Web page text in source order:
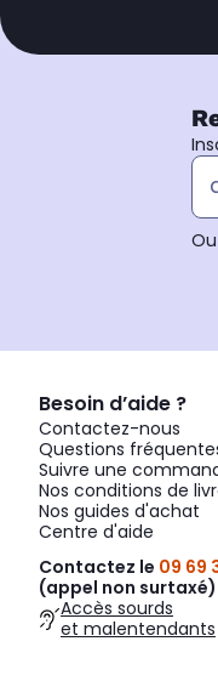
Besoin d’aide ?
Contactez-nous
Questions
Suivre une
Nos conditions de
Nos guides d'achat
Centre d'aide
Contactez le 09 69
(appel non surtaxé)
Accès sourds
et malentendants